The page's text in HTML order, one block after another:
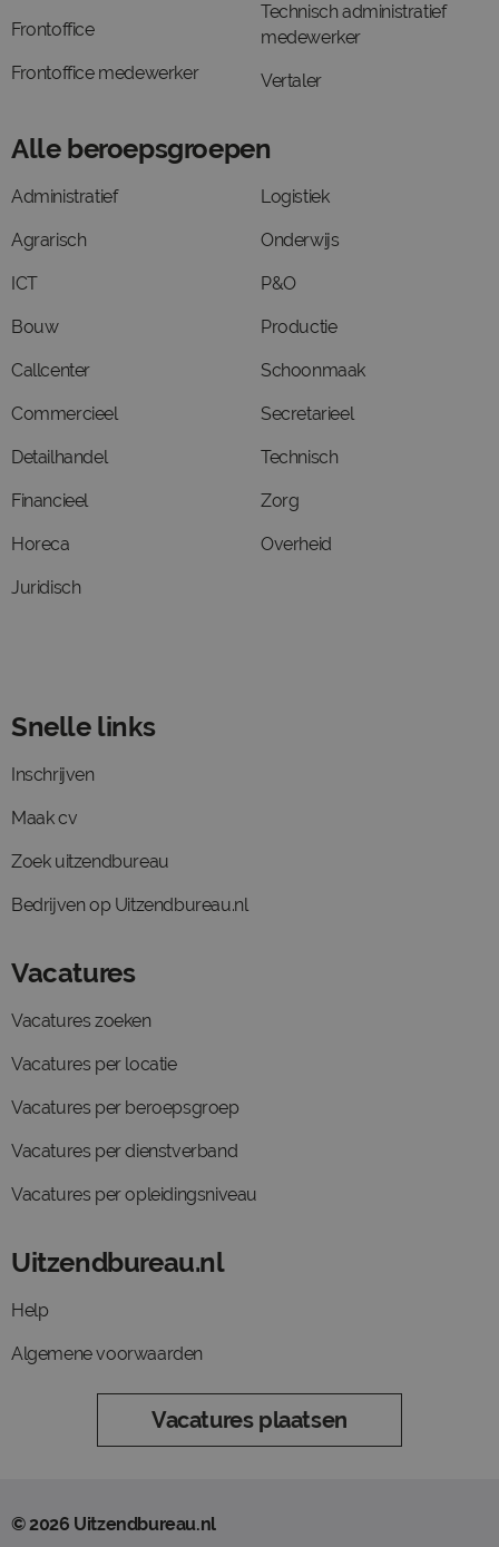
Frontoffice
Frontoffice medewerker
Technisch administratief
medewerker
Vertaler
Alle beroepsgroepen
Administratief
Agrarisch
ICT
Bouw
Callcenter
Commercieel
Detailhandel
Financieel
Horeca
Juridisch
Logistiek
Onderwijs
P&O
Productie
Schoonmaak
Secretarieel
Technisch
Zorg
Overheid
Snelle links
Inschrijven
Maak cv
Zoek uitzendbureau
Bedrijven op Uitzendbureau.nl
Vacatures
Vacatures zoeken
Vacatures per locatie
Vacatures per beroepsgroep
Vacatures per dienstverband
Vacatures per opleidingsniveau
Uitzendbureau.nl
Help
Algemene voorwaarden
Vacatures plaatsen
© 2026 Uitzendbureau.nl